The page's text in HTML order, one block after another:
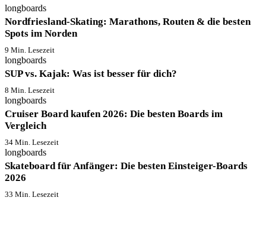
longboards
Nordfriesland-Skating: Marathons, Routen & die besten
Spots im Norden
9 Min. Lesezeit
longboards
SUP vs. Kajak: Was ist besser für dich?
8 Min. Lesezeit
longboards
Cruiser Board kaufen 2026: Die besten Boards im
Vergleich
34 Min. Lesezeit
longboards
Skateboard für Anfänger: Die besten Einsteiger-Boards
2026
33 Min. Lesezeit